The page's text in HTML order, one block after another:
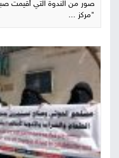
صور من الندوة التي أقيمت
"مركز ...